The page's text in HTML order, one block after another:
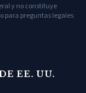
y no constituye
para preguntas legales
EE. UU.